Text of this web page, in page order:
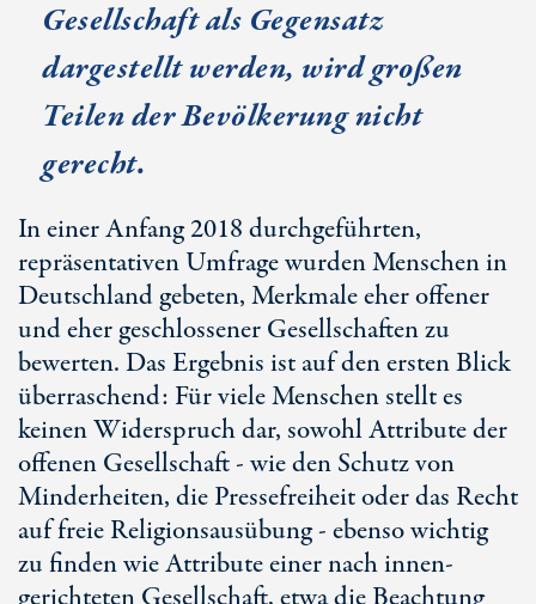
Gesellschaft als Gegensatz
dargestellt werden, wird großen
Teilen der Bevölkerung nicht
gerecht.
In einer Anfang 2018 durchgeführten,
repräsentativen Umfrage wurden Menschen in
Deutschland gebeten, Merkmale eher offener
und eher geschlossener Gesellschaften zu
bewerten. Das Ergebnis ist auf den ersten Blick
überraschend: Für viele Menschen stellt es
keinen Widerspruch dar, sowohl Attribute der
offenen Gesellschaft - wie den Schutz von
Minderheiten, die Pressefreiheit oder das Recht
auf freie Religionsausübung - ebenso wichtig
zu finden wie Attribute einer nach innen-